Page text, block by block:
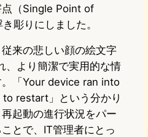
（Single Point of
彫りにしました。
来の悲しい顔の絵文字
、より簡潔で実用的な情
「Your device ran into
restart」という分かり
起動の進行状況をパー
とで、IT管理者にとっ